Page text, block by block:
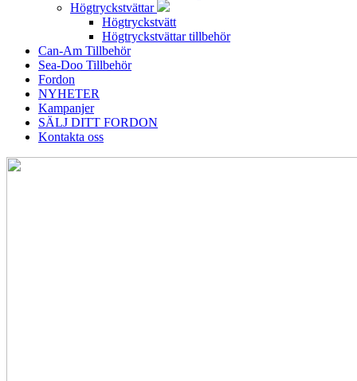
Högtryckstvättar
Högtryckstvätt
Högtryckstvättar tillbehör
Can-Am Tillbehör
Sea-Doo Tillbehör
Fordon
NYHETER
Kampanjer
SÄLJ DITT FORDON
Kontakta oss